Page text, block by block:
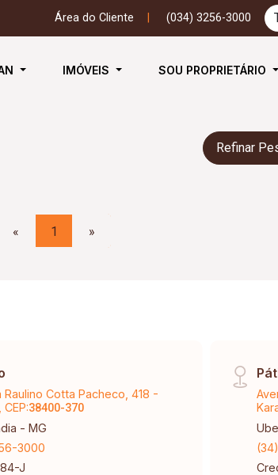
Área do Cliente (034) 3256-3000
IMÓVEIS SOU PROPRIETÁRIO
Refinar
« 1 »
Raulino Cotta Pacheco, 418 -
38400-370
- MG
3000
J